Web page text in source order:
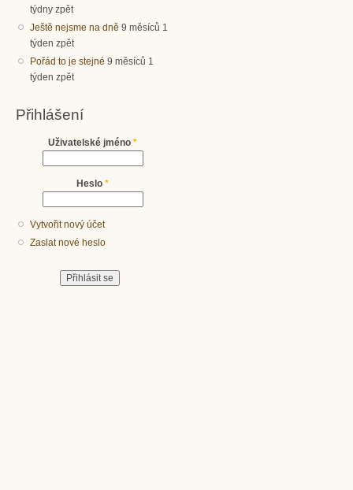
týdny zpět
Ještě nejsme na dně 9 měsíců 1
týden zpět
Pořád to je stejné 9 měsíců 1
týden zpět
Přihlášení
Uživatelské jméno *
Heslo *
Vytvořit nový účet
Zaslat nové heslo